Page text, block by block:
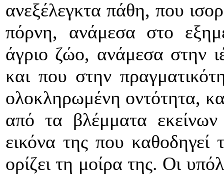
ανεξέλεγκτα πάθη, που
πόρνη, ανάμεσα στο
άγριο ζώο, ανάμεσα στην
και που στην
ολοκληρωμένη οντότητα,
από τα βλέμματα
εικόνα της που
ορίζει τη μοίρα της. Οι